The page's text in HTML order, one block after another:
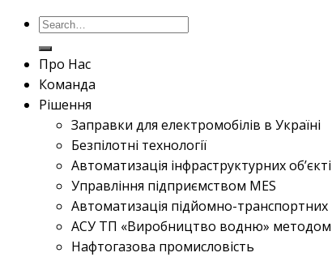
Про Нас
Команда
Рішення
Заправки для електромобілів в Україні
Безпілотні технології
Автоматизація інфраструктурних
Управління підприємством MES
Автоматизація підйомно-транспортних
АСУ ТП «Виробництво водню» методом
Нафтогазова промисловість